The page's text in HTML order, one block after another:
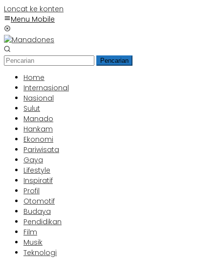
Loncat ke konten
Menu Mobile
Pencarian
Home
Internasional
Nasional
Sulut
Manado
Hankam
Ekonomi
Pariwisata
Gaya
Lifestyle
Inspiratif
Profil
Otomotif
Budaya
Pendidikan
Film
Musik
Teknologi